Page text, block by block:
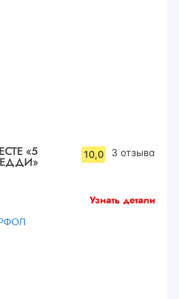
«5
10,0 3 отзыва
Узнать детали